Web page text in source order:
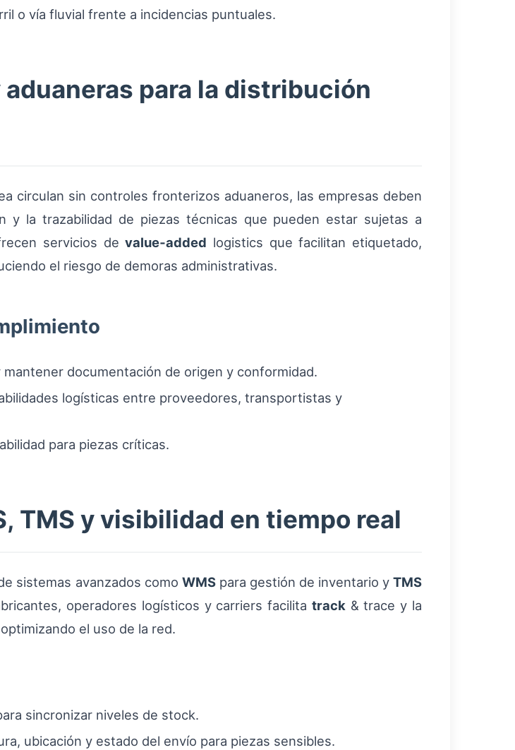
o vía fluvial frente a incidencias puntuales.
para la distribución
circulan sin controles fronterizos aduaneros, las empresas deben
y la trazabilidad de piezas técnicas que pueden estar sujetas a
servicios devalue‑added logistics que facilitan etiquetado,
el riesgo de demoras administrativas.
mantener documentación de origen y conformidad.
logísticas entre proveedores, transportistas y
para piezas críticas.
TMS y visibilidad en tiempo real
sistemas avanzados como WMSpara gestión de inventario yTMS
operadores logísticos y carriers facilita track & trace y la
el uso de la red.
sincronizar niveles de stock.
ubicación y estado del envío para piezas sensibles.